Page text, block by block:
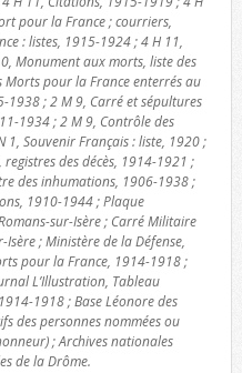
pour la France ; courriers,
: listes, 1915-1924 ; 4 H 11,
Monument aux morts, liste des
pour la France enterrés au
1938 ; 2 M 9, Carré et sépultures
1934 ; 2 M 9, Contrôle des
Souvenir Français : liste, 1920 ;
des décès, 1914-1921 ;
des inhumations, 1906-1938 ;
1910-1944 ; Plaque
sur-Isère ; Carré Militaire
; Ministère de la Défense,
pour la France, 1914-1918 ;
L’Illustration, Tableau
1918 ; Base Léonore des
des personnes nommées ou
; Archives nationales
de la Drôme.